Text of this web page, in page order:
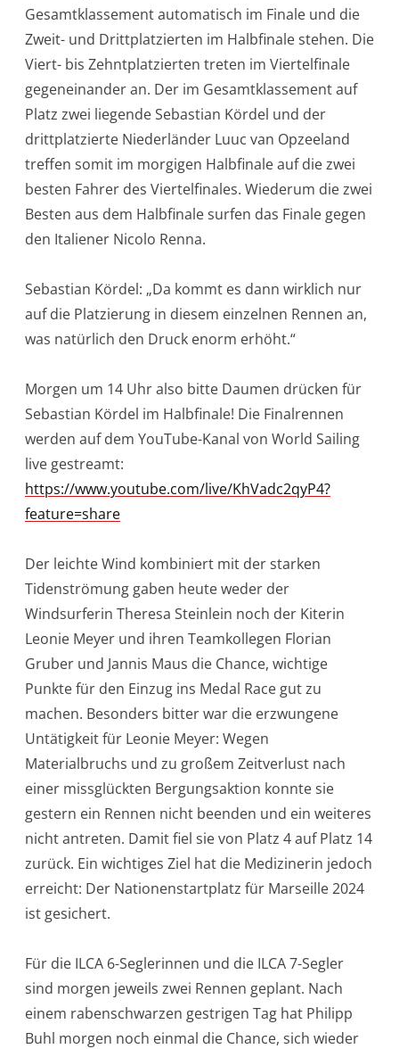
Gesamtklassement automatisch im Finale und die
Zweit- und Drittplatzierten im Halbfinale stehen. Die
Viert- bis Zehntplatzierten treten im Viertelfinale
gegeneinander an. Der im Gesamtklassement auf
Platz zwei liegende Sebastian Kördel und der
drittplatzierte Niederländer Luuc van Opzeeland
treffen somit im morgigen Halbfinale auf die zwei
besten Fahrer des Viertelfinales. Wiederum die zwei
Besten aus dem Halbfinale surfen das Finale gegen
den Italiener Nicolo Renna.
Sebastian Kördel: „Da kommt es dann wirklich nur
auf die Platzierung in diesem einzelnen Rennen an,
was natürlich den Druck enorm erhöht.“
Morgen um 14 Uhr also bitte Daumen drücken für
Sebastian Kördel im Halbfinale! Die Finalrennen
werden auf dem YouTube-Kanal von World Sailing
live gestreamt:
https://www.youtube.com/live/KhVadc2qyP4?
feature=share
Der leichte Wind kombiniert mit der starken
Tidenströmung gaben heute weder der
Windsurferin Theresa Steinlein noch der Kiterin
Leonie Meyer und ihren Teamkollegen Florian
Gruber und Jannis Maus die Chance, wichtige
Punkte für den Einzug ins Medal Race gut zu
machen. Besonders bitter war die erzwungene
Untätigkeit für Leonie Meyer: Wegen
Materialbruchs und zu großem Zeitverlust nach
einer missglückten Bergungsaktion konnte sie
gestern ein Rennen nicht beenden und ein weiteres
nicht antreten. Damit fiel sie von Platz 4 auf Platz 14
zurück. Ein wichtiges Ziel hat die Medizinerin jedoch
erreicht: Der Nationenstartplatz für Marseille 2024
ist gesichert.
Für die ILCA 6-Seglerinnen und die ILCA 7-Segler
sind morgen jeweils zwei Rennen geplant. Nach
einem rabenschwarzen gestrigen Tag hat Philipp
Buhl morgen noch einmal die Chance, sich wieder